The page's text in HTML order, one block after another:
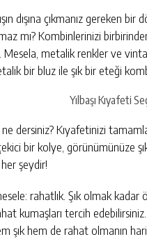
dışına çıkmanız gereken
mı? Kombinlerinizi
metalik renkler ve
bir bluz ile şık bir eteği
dersiniz? Kıyafetinizi
bir kolye, görünümünüze
şeydir!
rahatlık. Şık olmak
kumaşları tercih
şık hem de rahat olmanın